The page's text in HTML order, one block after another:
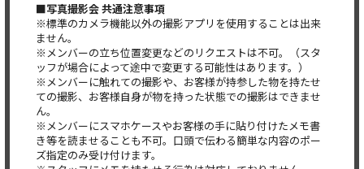
■写真撮影会共通注意事項
※標準のカメラ機能以外の撮影アプリを使用することは出来
ません。
※メンバーの立ち位置変更などのリクエストは不可。（スタ
ッフが場合によって途中で変更する可能性はあります。）
※メンバーに触れての撮影や、お客様が持参した物を持たせ
ての撮影、お客様自身が物を持った状態での撮影はできませ
ん。
※メンバーにスマホケースやお客様の手に貼り付けたメモ書
き等を読ませることも不可。口頭で伝わる簡単な内容のポー
ズ指定のみ受け付けます。